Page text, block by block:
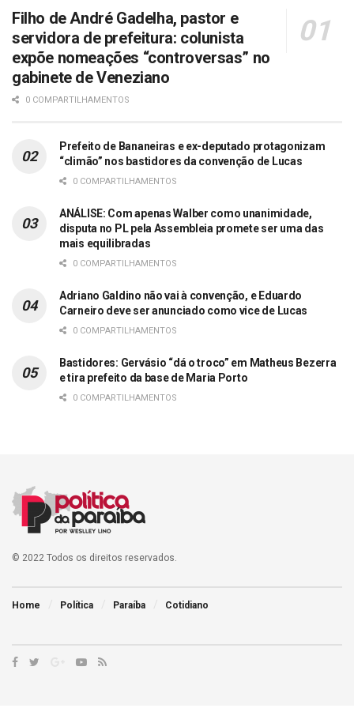
Filho de André Gadelha, pastor e
servidora de prefeitura: colunista
expõe nomeações “controversas” no
gabinete de Veneziano
0 COMPARTILHAMENTOS
Prefeito de Bananeiras e ex-deputado protagonizam
“climão” nos bastidores da convenção de Lucas
0 COMPARTILHAMENTOS
ANÁLISE: Com apenas Walber como unanimidade,
disputa no PL pela Assembleia promete ser uma das
mais equilibradas
0 COMPARTILHAMENTOS
Adriano Galdino não vai à convenção, e Eduardo
Carneiro deve ser anunciado como vice de Lucas
0 COMPARTILHAMENTOS
Bastidores: Gervásio “dá o troco” em Matheus Bezerra
e tira prefeito da base de Maria Porto
0 COMPARTILHAMENTOS
© 2022 Todos os direitos reservados.
Home Política Paraíba Cotidiano